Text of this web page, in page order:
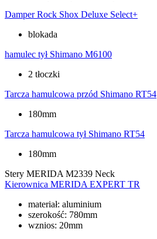
Damper Rock Shox Deluxe Select+
blokada
hamulec tył Shimano M6100
2 tłoczki
Tarcza hamulcowa przód Shimano RT54
180mm
Tarcza hamulcowa tył Shimano RT54
180mm
Stery MERIDA M2339 Neck
Kierownica MERIDA EXPERT TR
materiał: aluminium
szerokość: 780mm
wznios: 20mm